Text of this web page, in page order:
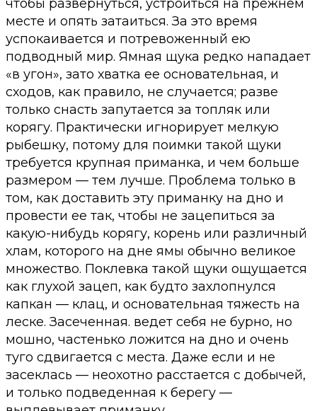
чтобы развернуться, устроиться на прежнем
месте и опять затаиться. За это время
успокаивается и потревоженный ею
подводный мир. Ямная щука редко нападает
«в угон», зато хватка ее основательная, и
сходов, как правило, не случается; разве
только снасть запутается за топляк или
корягу. Практически игнорирует мелкую
рыбешку, потому для поимки такой щуки
требуется крупная приманка, и чем больше
размером — тем лучше. Проблема только в
том, как доставить эту приманку на дно и
провести ее так, чтобы не зацепиться за
какую-нибудь корягу, корень или различный
хлам, которого на дне ямы обычно великое
множество. Поклевка такой щуки ощущается
как глухой зацеп, как будто захлопнулся
капкан — клац, и основательная тяжесть на
леске. Засеченная. ведет себя не бурно, но
мошно, частенько ложится на дно и очень
туго сдвигается с места. Даже если и не
засеклась — неохотно расстается с добычей,
и только подведенная к берегу —